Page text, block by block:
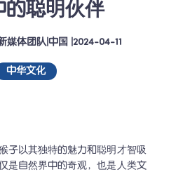
的聪明伙伴
媒体团队| 中国 2024-04-11
中华文化
子以其独特的魅力和聪明才智吸
是自然界中的奇观，也是人类文